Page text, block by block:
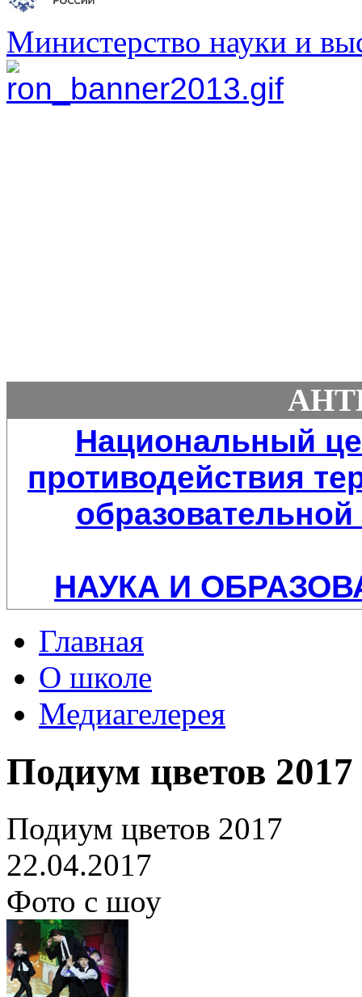
Министерство науки и
Национальный
противодействия
НАУКА И
Главная
О школе
Медиагелерея
Подиум цветов 2017
Подиум цветов 2017
22.04.2017
Фото с шоу